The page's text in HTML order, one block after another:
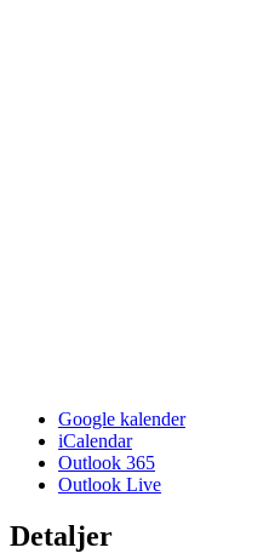
Google kalender
iCalendar
Outlook 365
Outlook Live
Detaljer